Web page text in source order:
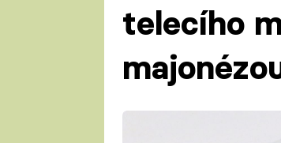
telecího